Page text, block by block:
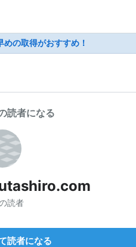
の取得がおすすめ！
読者になる
読者
読者になる